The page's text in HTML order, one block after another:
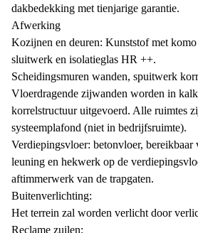
dakbedekking met tienjarige garantie.
Afwerking
Kozijnen en deuren: Kunststof met
sluitwerk en isolatieglas HR ++.
Scheidingsmuren wanden, spuitwerk
Vloerdragende zijwanden worden in
korrelstructuur uitgevoerd. Alle ruimtes
systeemplafond (niet in bedrijfsruimte).
Verdiepingsvloer: betonvloer, bereikbaar
leuning en hekwerk op de
aftimmerwerk van de trapgaten.
Buitenverlichting:
Het terrein zal worden verlicht door
Reclame zuilen: